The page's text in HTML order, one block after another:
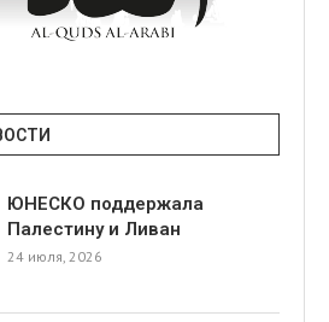
ЮНЕСКО поддержала
Палестину и Ливан
24 июля, 2026